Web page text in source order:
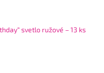
svetlo ružové – 13 ks